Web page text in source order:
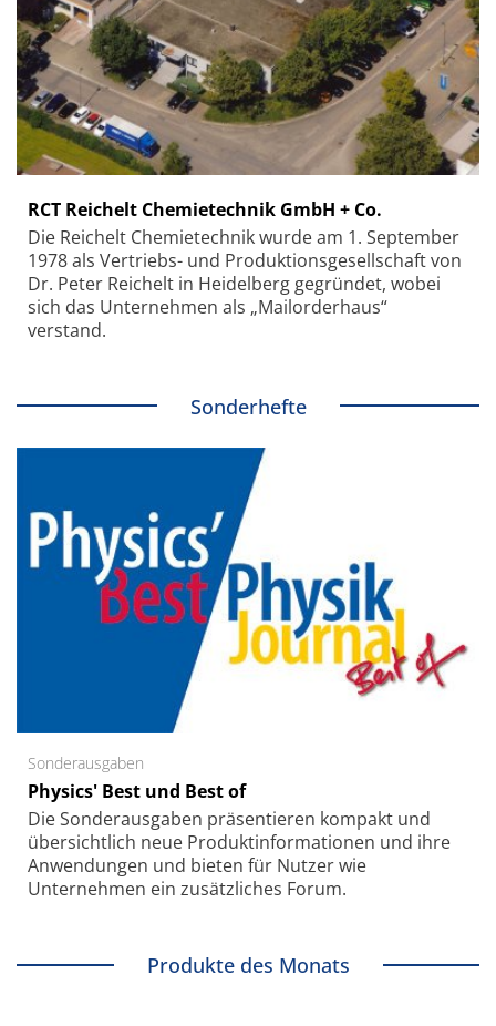
RCT Reichelt Chemietechnik GmbH + Co.
Die Reichelt Chemietechnik wurde am 1. September
1978 als Vertriebs- und Produktionsgesellschaft von
Dr. Peter Reichelt in Heidelberg gegründet, wobei
sich das Unternehmen als „Mailorderhaus“
verstand.
Sonderhefte
Sonderausgaben
Physics' Best und Best of
Die Sonder­ausgaben präsentieren kompakt und
übersichtlich neue Produkt­informationen und ihre
Anwendungen und bieten für Nutzer wie
Unternehmen ein zusätzliches Forum.
Produkte des Monats